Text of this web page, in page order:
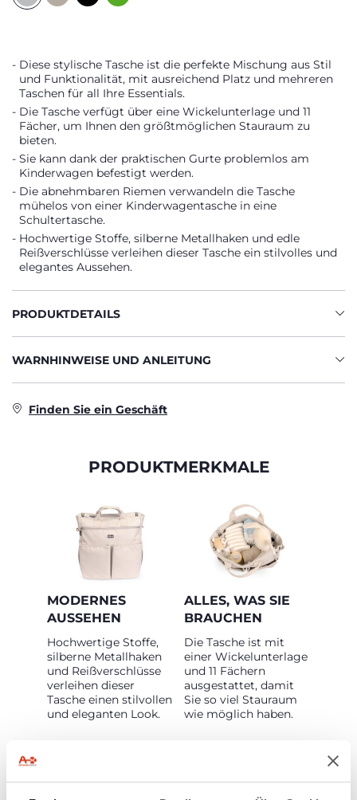
Diese stylische Tasche ist die perfekte Mischung aus Stil
und Funktionalität, mit ausreichend Platz und mehreren
Taschen für all Ihre Essentials.
Die Tasche verfügt über eine Wickelunterlage und 11
Fächer, um Ihnen den größtmöglichen Stauraum zu
bieten.
Sie kann dank der praktischen Gurte problemlos am
Kinderwagen befestigt werden.
Die abnehmbaren Riemen verwandeln die Tasche
mühelos von einer Kinderwagentasche in eine
Schultertasche.
Hochwertige Stoffe, silberne Metallhaken und edle
Reißverschlüsse verleihen dieser Tasche ein stilvolles und
elegantes Aussehen.
PRODUKTDETAILS
WARNHINWEISE UND ANLEITUNG
Finden Sie ein Geschäft
PRODUKTMERKMALE
MODERNES
AUSSEHEN
Hochwertige Stoffe,
silberne Metallhaken
und Reißverschlüsse
verleihen dieser
Tasche einen stilvollen
und eleganten Look.
ALLES, WAS SIE
BRAUCHEN
Die Tasche ist mit
einer Wickelunterlage
und 11 Fächern
ausgestattet, damit
Sie so viel Stauraum
wie möglich haben.